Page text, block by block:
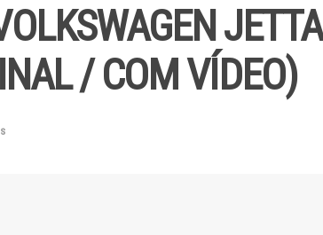
JETTA
/ COM VÍDEO)